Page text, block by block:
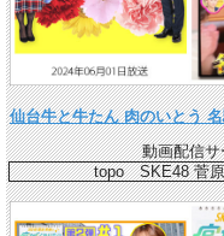
仙台牛と牛たん 肉のいとう
動画配信
topo SKE48 菅原